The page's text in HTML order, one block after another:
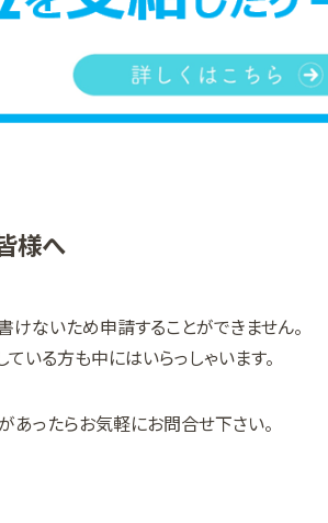
様へ
ないため申請することができません。
いる方も中にはいらっしゃいます。
あったらお気軽にお問合せ下さい。